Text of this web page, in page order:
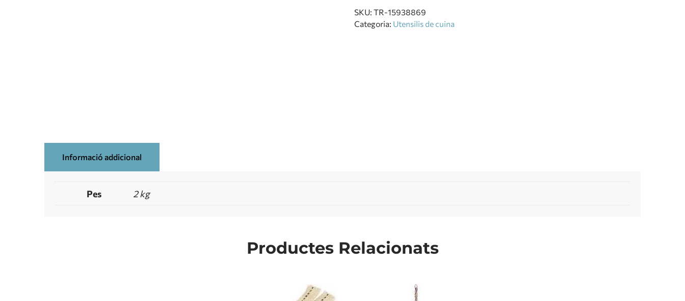
SKU:TR-15938869
Categoria: Utensilis de cuina
Informació addicional
Pes 2 kg
Productes Relacionats